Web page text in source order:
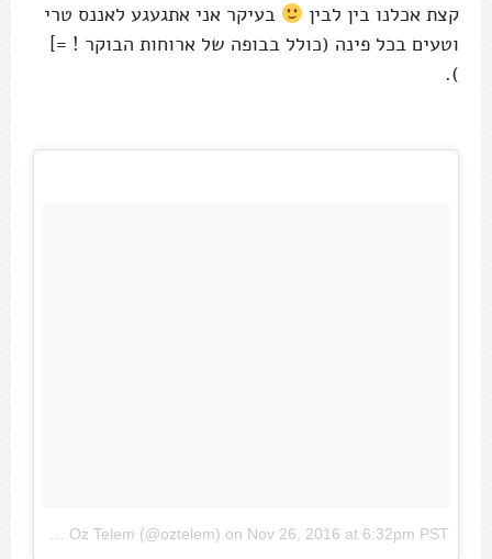
קצת אכלנו בין לבין
בעיקר אני אתגעגע לאננס טרי
וטעים בכל פינה (כולל בבופה של ארוחות הבוקר ! =]
).
A photo posted by Oz Telem (@oztelem) on Nov 26, 2016 at 6:32pm PST